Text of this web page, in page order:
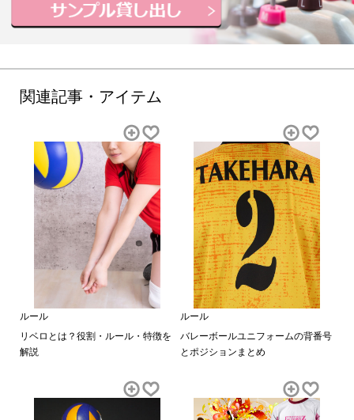
関連記事・アイテム
ルール
リベロとは？役割・ルール・特徴を
解説
ルール
バレーボールユニフォームの背番号
とポジションまとめ